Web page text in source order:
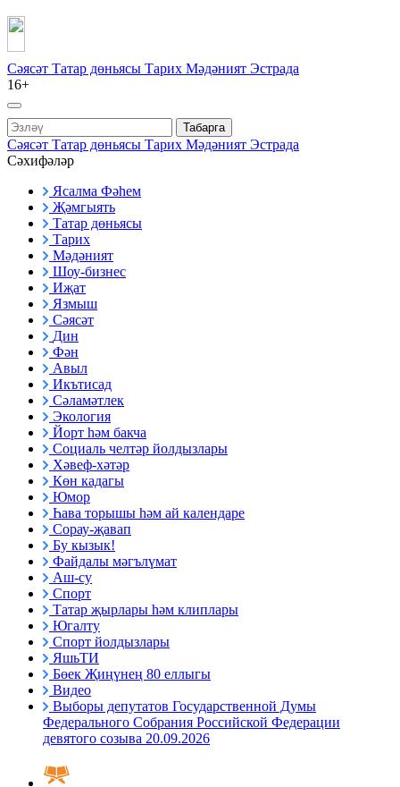
Сәясәт Татар дөньясы Тарих Мәдәният Эстрада
16+
Табарга
Сәясәт Татар дөньясы Тарих Мәдәният Эстрада
Сәхифәләр
Ясалма Фәһем
Җәмгыять
Татар дөньясы
Тарих
Мәдәният
Шоу-бизнес
Иҗат
Язмыш
Сәясәт
Дин
Фән
Авыл
Икътисад
Сәламәтлек
Экология
Йорт һәм бакча
Социаль челтәр йолдызлары
Хәвеф-хәтәр
Көн кадагы
Юмор
Һава торышы һәм ай календаре
Сорау-җавап
Бу кызык!
Файдалы мәгълүмат
Аш-су
Спорт
Татар җырлары һәм клиплары
Югалту
Спорт йолдызлары
ЯшьТИ
Бөек Җиңүнең 80 еллыгы
Видео
Выборы депутатов Государственной Думы
Федерального Собрания Российской Федерации
девятого созыва 20.09.2026